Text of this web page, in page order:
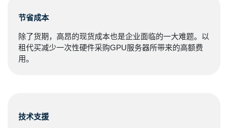
节省成本
除了货期，高昂的现货成本也是企业面临的一大难题。以
租代买减少一次性硬件采购GPU服务器所带来的高额费
用。
技术支援